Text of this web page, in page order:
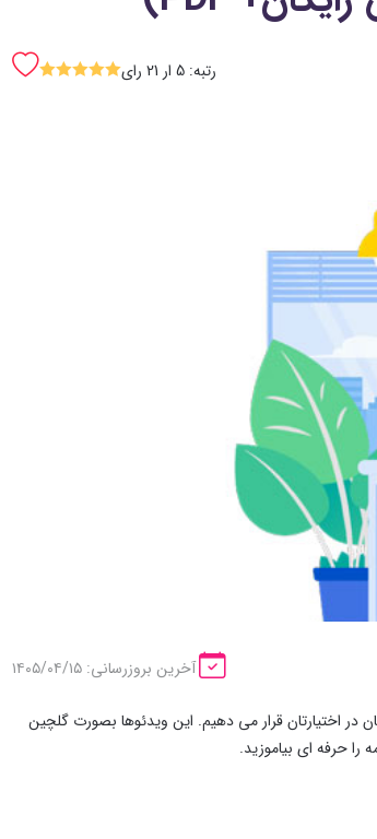
رتبه: 5 ار 21 رای SSSSS
آخرین بروزرسانی: ۱۴۰۵/۰۴/۱۵
رایگان در اختیارتان قرار می دهیم. این ویدئوها بصورت گلچین
را حرفه ای بیاموزید.